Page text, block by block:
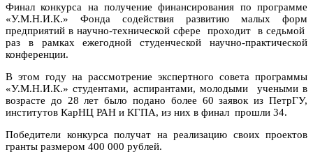
Финал конкурса на получение финансирования по программе
«У.М.Н.И.К.» Фонда содействия развитию малых форм
предприятий в научно-технической сфере
проходит
в седьмой
раз в рамках ежегодной студенческой научно-практической
конференции.
В этом году на рассмотрение экспертного совета программы
«У.М.Н.И.К.» студентами, аспирантами, молодыми учеными в
возрасте до 28 лет было подано более 60 заявок из ПетрГУ,
институтов КарНЦ РАН и КГПА, из них в финал прошли 34.
Победители конкурса получат на реализацию своих проектов
гранты размером 400 000 рублей.